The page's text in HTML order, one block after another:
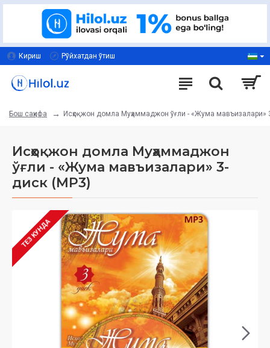
Кириш Рўйхатдан ўтиш
Бош саҳифа Исҳоқжон домла Муҳаммаджон ўғли - «Жума мавъизалари»
Исҳоқжон домла Муҳаммаджон
ўғли - «Жума мавъизалари» 3-
диск (МР3)
ТЕЗ КУНДА